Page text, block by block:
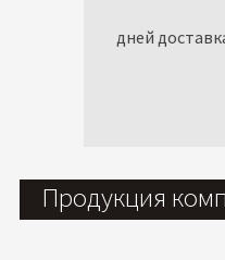
дней
Продукция